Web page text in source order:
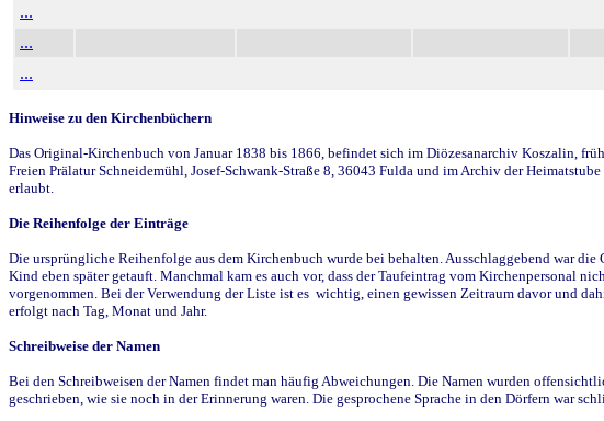
...
...
...
Hinweise zu den Kirchenbüchern
Das Original-Kirchenbuch von Januar 1838 bis 1866, befindet sich im Diözesanarchiv Koszalin,
Freien Prälatur Schneidemühl, Josef-Schwank-Straße 8, 36043 Fulda und im Archiv der
erlaubt.
Die Reihenfolge der Einträge
Die ursprüngliche Reihenfolge aus dem Kirchenbuch wurde bei behalten. Ausschlaggebend war
Kind eben später getauft. Manchmal kam es auch vor, dass der Taufeintrag vom Kirchenpersonal
vorgenommen. Bei der Verwendung der Liste ist es wichtig, einen gewissen Zeitraum davor und
erfolgt nach Tag, Monat und Jahr.
Schreibweise der Namen
Bei den Schreibweisen der Namen findet man häufig Abweichungen. Die Namen wurden
geschrieben, wie sie noch in der Erinnerung waren. Die gesprochene Sprache in den Dörfern war